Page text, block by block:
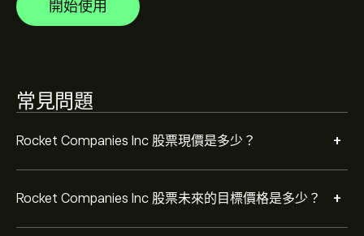
開始使用
常見問題
Rocket Companies Inc 股票現價是多少？ +
Rocket Companies Inc 股票未來的目標價格是多少？ +
根據 6 位分析師在過去三個月對 RKT 的建議，整體共識為